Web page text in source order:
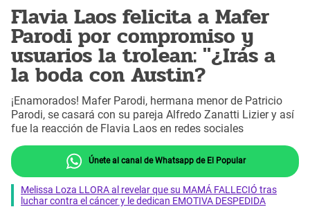
Flavia Laos felicita a Mafer
Parodi por compromiso y
usuarios la trolean: "¿Irás a
la boda con Austin?
¡Enamorados! Mafer Parodi, hermana menor de Patricio
Parodi, se casará con su pareja Alfredo Zanatti Lizier y así
fue la reacción de Flavia Laos en redes sociales
Únete al canal de Whatsapp de El Popular
Melissa Loza LLORA al revelar que su MAMÁ FALLECIÓ tras
luchar contra el cáncer y le dedican EMOTIVA DESPEDIDA